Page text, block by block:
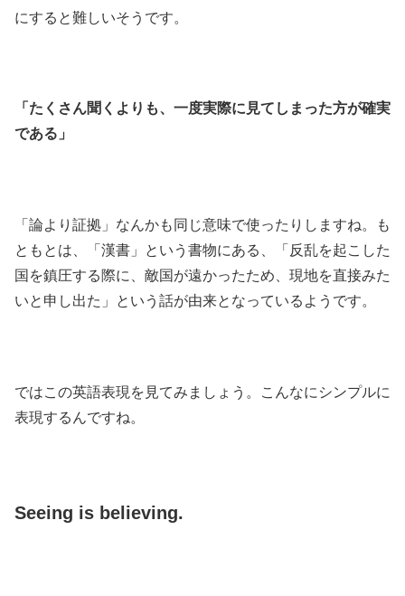
にすると難しいそうです。
「たくさん聞くよりも、一度実際に見てしまった方が確実
である」
「論より証拠」なんかも同じ意味で使ったりしますね。も
ともとは、「漢書」という書物にある、「反乱を起こした
国を鎮圧する際に、敵国が遠かったため、現地を直接みた
いと申し出た」という話が由来となっているようです。
ではこの英語表現を見てみましょう。こんなにシンプルに
表現するんですね。
Seeing is believing.